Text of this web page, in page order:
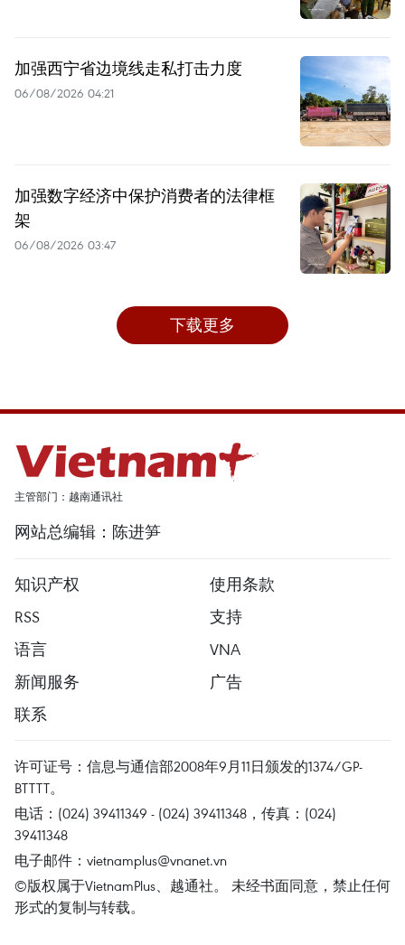
加强西宁省边境线走私打击力度
06/08/2026 04:21
加强数字经济中保护消费者的法律框
架
06/08/2026 03:47
下载更多
主管部门：越南通讯社
网站总编辑：陈进笋
知识产权
使用条款
RSS
支持
语言
VNA
新闻服务
广告
联系
许可证号：信息与通信部2008年9月11日颁发的1374/GP-
BTTTT。
电话：(024) 39411349 - (024) 39411348，传真：(024)
39411348
电子邮件： vietnamplus@vnanet.vn
©版权属于VietnamPlus、越通社。 未经书面同意，禁止任何
形式的复制与转载。